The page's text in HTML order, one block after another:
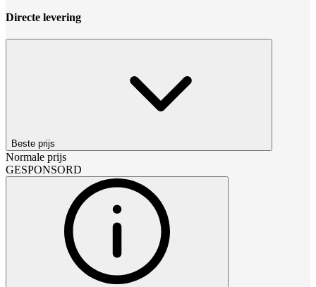
Directe levering
Beste prijs
Normale prijs
GESPONSORD